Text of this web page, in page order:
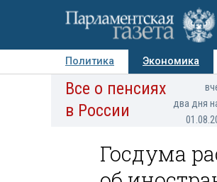
Политика Экономика
Авторы Персоны
Все о пенсиях
в России
два дня
Госдума